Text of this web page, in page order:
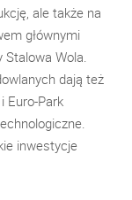
ale także na
głównymi
Stalowa Wola.
dają też
Euro-Park
inwestycje